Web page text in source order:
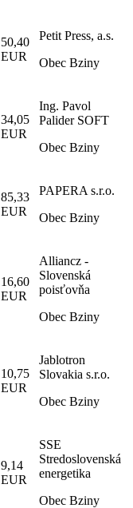
50,40
EUR
Petit Press, a.s.
Obec Bziny
34,05
EUR
Ing. Pavol
Palider SOFT
Obec Bziny
85,33
EUR
PAPERA s.r.o.
Obec Bziny
16,60
EUR
Alliancz -
Slovenská
poisťovňa
Obec Bziny
10,75
EUR
Jablotron
Slovakia s.r.o.
Obec Bziny
9,14
EUR
SSE
Stredoslovenská
energetika
Obec Bziny